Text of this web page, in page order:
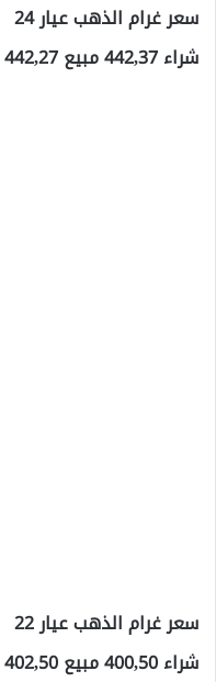
سعر غرام الذهب عيار 24
شراء 442,37 مبيع 442,27
سعر غرام الذهب عيار 22
شراء 400,50 مبيع 402,50